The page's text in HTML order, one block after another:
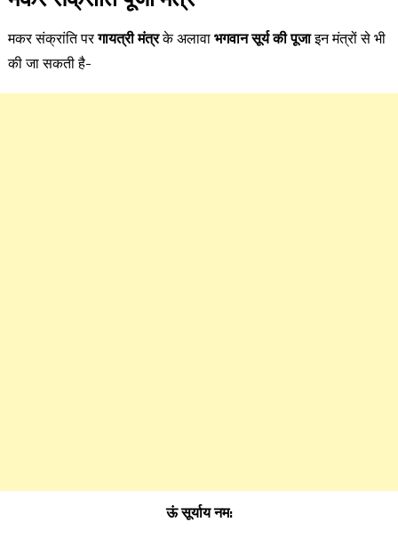
मकर संक्रांति परगायत्री मंत्रके अलावाभगवान सूर्य की पूजाइन मंत्रों से भी
की जा सकती है-
ऊं सूर्याय नम: